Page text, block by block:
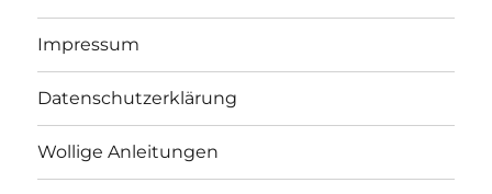
Impressum
Datenschutzerklärung
Wollige Anleitungen